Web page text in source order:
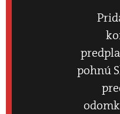
pohnú